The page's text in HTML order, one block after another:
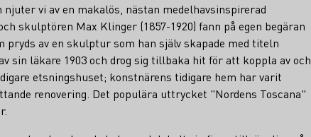
vi av en makalös, nästan medelhavsinspirerad
skulptören Max Klinger (1857-1920) fann på egen begäran
av en skulptur som han själv skapade med titeln
sin läkare 1903 och drog sig tillbaka hit för att koppla av och
etsningshuset; konstnärens tidigare hem har varit
renovering. Det populära uttrycket "Nordens Toscana"